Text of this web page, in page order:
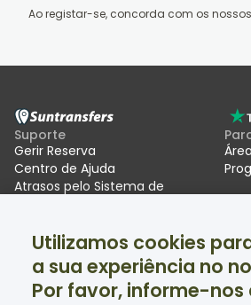
Ao registar-se, concorda com os nossos
Suporte
Gerir Reserva
Centro de Ajuda
Atrasos pelo Sistema de
Suntransfers
Quem Somos
Avaliações
Transfers de ski
Utilizamos cookies
a sua experiência no
Por favor, informe-nos